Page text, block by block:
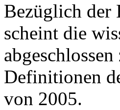
Bezüglich der
scheint die
Definitionen
von 2005.